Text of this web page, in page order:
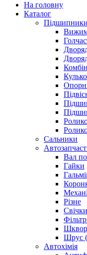
На головну
Каталог
Підшипники
Сальники
Вал
Гайки
Різне
Шрус
Автохімія